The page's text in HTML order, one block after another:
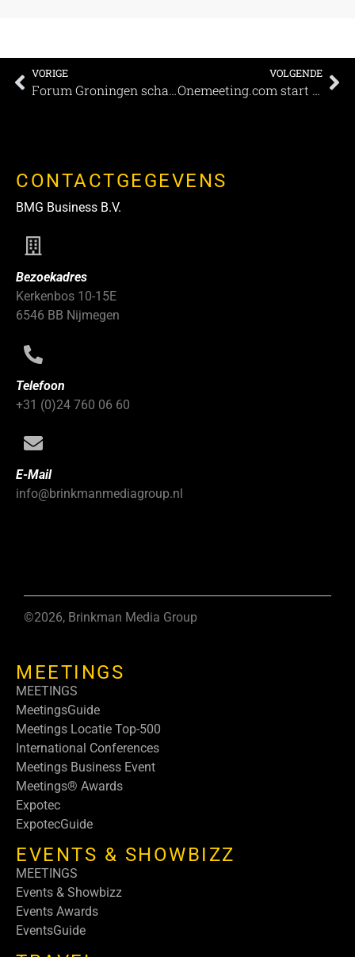
VORIGE
Forum Groningen schakelt om naar hybride evenementen
VOLGENDE
Onemeeting.com start full-service marketing-, sales- en reserveringsservice voor bedrijven met meetingcapaciteit
CONTACTGEGEVENS
BMG Business B.V.
Bezoekadres
Kerkenbos 10-15E
6546 BB Nijmegen
Telefoon
+31 (0)24 760 06 60
E-Mail
info@brinkmanmediagroup.nl
©2026, Brinkman Media Group
MEETINGS
MEETINGS
MeetingsGuide
Meetings Locatie Top-500
International Conferences
Meetings Business Event
Meetings® Awards
Expotec
ExpotecGuide
EVENTS & SHOWBIZZ
MEETINGS
Events & Showbizz
Events Awards
EventsGuide